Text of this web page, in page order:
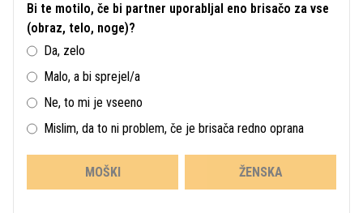
Bi te motilo, če bi partner uporabljal eno brisačo za vse
(obraz, telo, noge)?
Da, zelo
Malo, a bi sprejel/a
Ne, to mi je vseeno
Mislim, da to ni problem, če je brisača redno oprana
MOŠKI ŽENSKA